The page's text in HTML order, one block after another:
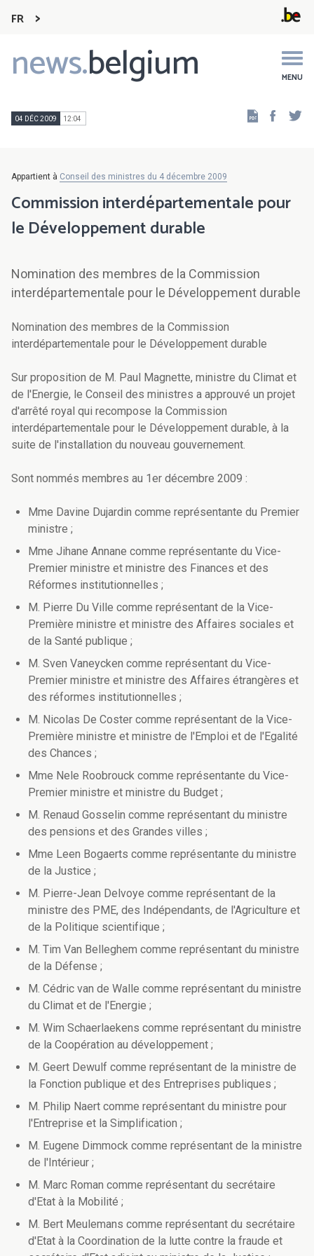
FR
news.belgium MENU
Main
navigation
04 DÉC 2009 12:04
Appartient à Conseil des ministres du 4 décembre 2009
Commission interdépartementale pour
le Développement durable
Nomination des membres de la Commission
interdépartementale pour le Développement durable
Nomination des membres de la Commission
interdépartementale pour le Développement durable
Sur proposition de M. Paul Magnette, ministre du Climat et
de l'Energie, le Conseil des ministres a approuvé un projet
d'arrêté royal qui recompose la Commission
interdépartementale pour le Développement durable, à la
suite de l'installation du nouveau gouvernement.
Sont nommés membres au 1er décembre 2009 :
Mme Davine Dujardin comme représentante du Premier
ministre ;
Mme Jihane Annane comme représentante du Vice-
Premier ministre et ministre des Finances et des
Réformes institutionnelles ;
M. Pierre Du Ville comme représentant de la Vice-
Première ministre et ministre des Affaires sociales et
de la Santé publique ;
M. Sven Vaneycken comme représentant du Vice-
Premier ministre et ministre des Affaires étrangères et
des réformes institutionnelles ;
M. Nicolas De Coster comme représentant de la Vice-
Première ministre et ministre de l'Emploi et de l'Egalité
des Chances ;
Mme Nele Roobrouck comme représentante du Vice-
Premier ministre et ministre du Budget ;
M. Renaud Gosselin comme représentant du ministre
des pensions et des Grandes villes ;
Mme Leen Bogaerts comme représentante du ministre
de la Justice ;
M. Pierre-Jean Delvoye comme représentant de la
ministre des PME, des Indépendants, de l'Agriculture et
de la Politique scientifique ;
M. Tim Van Belleghem comme représentant du ministre
de la Défense ;
M. Cédric van de Walle comme représentant du ministre
du Climat et de l'Energie ;
M. Wim Schaerlaekens comme représentant du ministre
de la Coopération au développement ;
M. Geert Dewulf comme représentant de la ministre de
la Fonction publique et des Entreprises publiques ;
M. Philip Naert comme représentant du ministre pour
l'Entreprise et la Simplification ;
M. Eugene Dimmock comme représentant de la ministre
de l'Intérieur ;
M. Marc Roman comme représentant du secrétaire
d'Etat à la Mobilité ;
M. Bert Meulemans comme représentant du secrétaire
d'Etat à la Coordination de la lutte contre la fraude et